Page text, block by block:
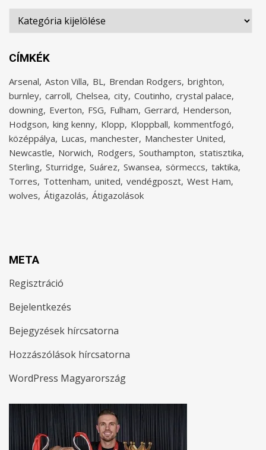
Rovatok
CÍMKÉK
Arsenal Aston Villa BL Brendan Rodgers brighton
burnley carroll Chelsea city Coutinho crystal palace
downing Everton FSG Fulham Gerrard Henderson
Hodgson king kenny Klopp Kloppball kommentfogó
középpálya Lucas manchester Manchester United
Newcastle Norwich Rodgers Southampton statisztika
Sterling Sturridge Suárez Swansea sörmeccs taktika
Torres Tottenham united vendégposzt West Ham
wolves Átigazolás Átigazolások
META
Regisztráció
Bejelentkezés
Bejegyzések hírcsatorna
Hozzászólások hírcsatorna
WordPress Magyarország